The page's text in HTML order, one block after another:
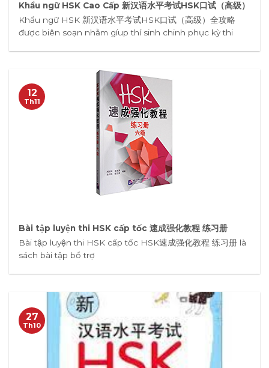
Khẩu ngữ HSK Cao Cấp 新汉语水平考试HSK口试（高级）
Khẩu ngữ HSK 新汉语水平考试HSK口试（高级）全攻略
được biên soạn nhằm gíup thí sinh chinh phục kỳ thi
Bài tập luyện thi HSK cấp tốc 速成强化教程 练习册
Bài tập luyện thi HSK cấp tốc HSK速成强化教程 练习册 là
sách bài tập bổ trợ
12
Th11
27
Th10